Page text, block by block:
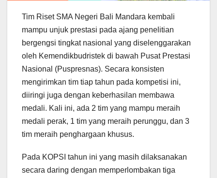
Tim Riset SMA Negeri Bali Mandara kembali
mampu unjuk prestasi pada ajang penelitian
bergengsi tingkat nasional yang diselenggarakan
oleh Kemendikbudristek di bawah Pusat Prestasi
Nasional (Puspresnas). Secara konsisten
mengirimkan tim tiap tahun pada kompetisi ini,
diiringi juga dengan keberhasilan membawa
medali. Kali ini, ada 2 tim yang mampu meraih
medali perak, 1 tim yang meraih perunggu, dan 3
tim meraih penghargaan khusus.
Pada KOPSI tahun ini yang masih dilaksanakan
secara daring dengan memperlombakan tiga